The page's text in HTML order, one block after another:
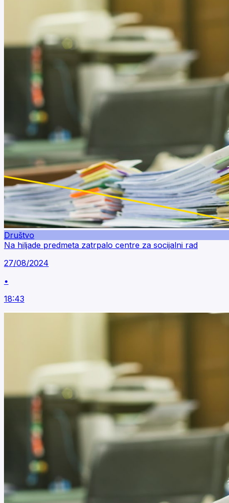
Društvo
Na hiljade predmeta zatrpalo centre za socijalni rad
27/08/2024
•
18:43